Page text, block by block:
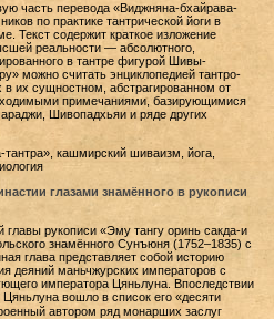
часть перевода «Виджняна-бхайрава-
по практике тантрической йоги в
Текст содержит краткое изложение
реальности — абсолютного,
в тантре фигурой Шивы-
можно считать энциклопедией тантро-
их сущностном, абстрагированном от
примечаниями, базирующимися
Шивопадхьяи и ряде других
кашмирский шиваизм, йога,
глазами знамённого в рукописи
главы рукописи «Эму тангу оринь сакда-и
знамённого Сунъюня (1752–1835) с
глава представляет собой историю
деяний маньчжурских императоров с
императора Цяньлуна. Впоследствии
вошло в список его «десяти
автором ряд монарших заслуг